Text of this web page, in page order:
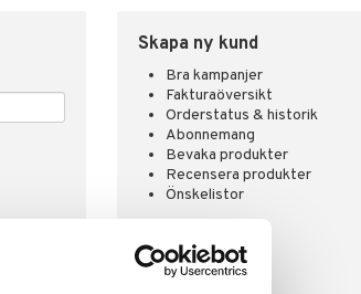
Skapa ny kund
Bra kampanjer
Fakturaöversikt
Orderstatus & historik
Abonnemang
Bevaka produkter
Recensera produkter
Önskelistor
SKAPA KUND